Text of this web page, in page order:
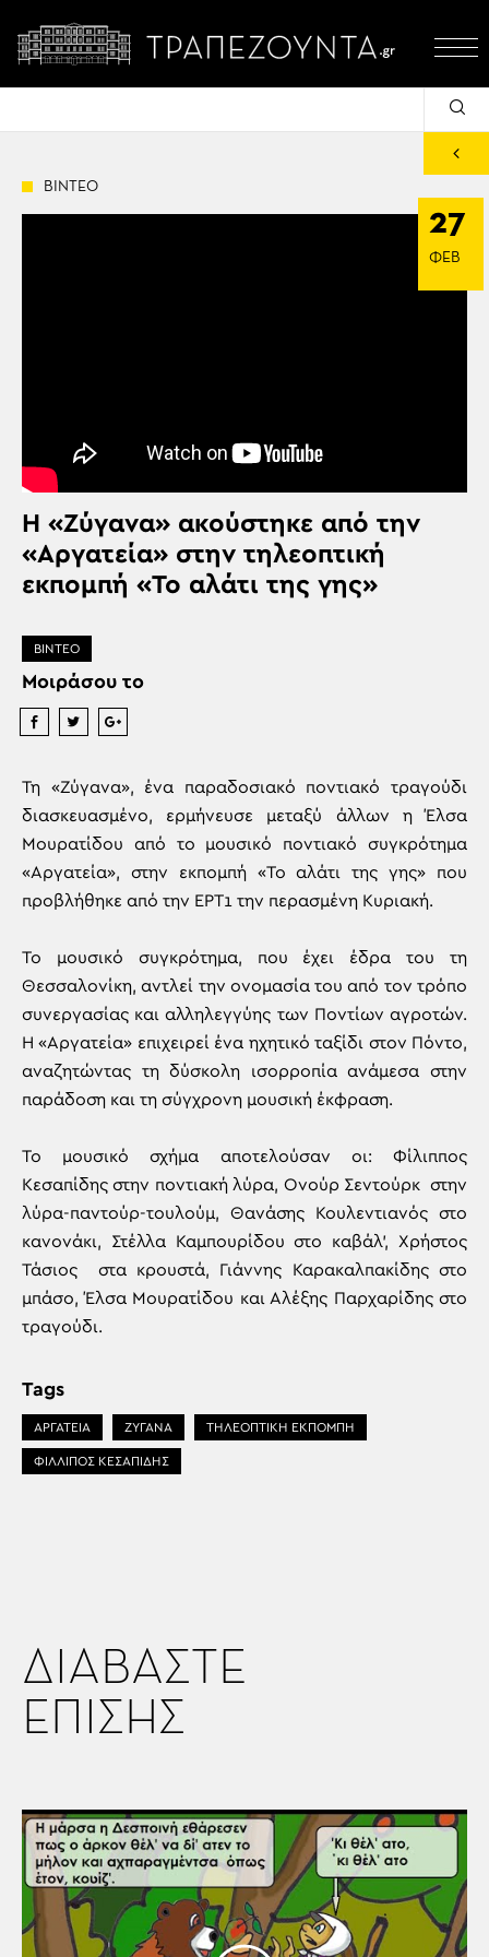
ΒΙΝΤΕΟ
27
ΦΕΒ
Η «Ζύγανα» ακούστηκε από την
«Αργατεία» στην τηλεοπτική
εκπομπή «Το αλάτι της γης»
ΒΙΝΤΕΟ
Μοιράσου το
Τη «Ζύγανα», ένα παραδοσιακό ποντιακό τραγούδι
διασκευασμένο, ερμήνευσε μεταξύ άλλων η Έλσα
Μουρατίδου από το μουσικό ποντιακό συγκρότημα
«Αργατεία», στην εκπομπή «Το αλάτι της γης» που
προβλήθηκε από την ΕΡΤ1 την περασμένη Κυριακή.
Το μουσικό συγκρότημα, που έχει έδρα του τη
Θεσσαλονίκη, αντλεί την ονομασία του από τον τρόπο
συνεργασίας και αλληλεγγύης των Ποντίων αγροτών.
Η «Αργατεία» επιχειρεί ένα ηχητικό ταξίδι στον Πόντο,
αναζητώντας τη δύσκολη ισορροπία ανάμεσα στην
παράδοση και τη σύγχρονη μουσική έκφραση.
Το μουσικό σχήμα αποτελούσαν οι: Φίλιππος
Κεσαπίδης στην ποντιακή λύρα, Ονούρ Σεντούρκ στην
λύρα-παντούρ-τουλούμ, Θανάσης Κουλεντιανός στο
κανονάκι, Στέλλα Καμπουρίδου στο καβάλ’, Χρήστος
Τάσιος στα κρουστά, Γιάννης Καρακαλπακίδης στο
μπάσο, Έλσα Μουρατίδου και Αλέξης Παρχαρίδης στο
τραγούδι.
Tags
ΑΡΓΑΤΕΙΑ ΖΥΓΑΝΑ ΤΗΛΕΟΠΤΙΚΗ ΕΚΠΟΜΠΗ
ΦΙΛΛΙΠΟΣ ΚΕΣΑΠΙΔΗΣ
ΔΙΑΒΑΣΤΕ
ΕΠΙΣΗΣ